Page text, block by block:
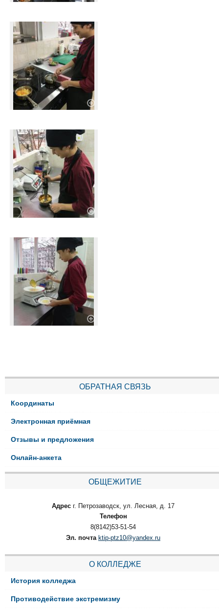
ОБРАТНАЯ СВЯЗЬ
Координаты
Электронная приёмная
Отзывы и предложения
Онлайн-анкета
ОБЩЕЖИТИЕ
Адрес г. Петрозаводск, ул. Лесная, д. 17
Телефон
8(8142)53-51-54
Эл. почта ktip-ptz10@yandex.ru
О КОЛЛЕДЖЕ
История колледжа
Противодействие экстремизму